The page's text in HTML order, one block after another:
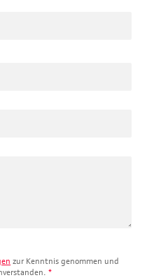
zur Kenntnis genommen und
*